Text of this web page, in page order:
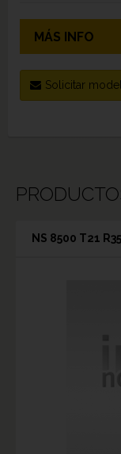
MÁS INFO
Solicitar
NS 8500 T21 R35